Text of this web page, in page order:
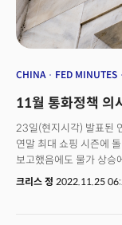
사태보다는 "경기 연착
전망했다.세번째는 미국
것으로 보이는 공급망의
환경에 의해 발생한 일시
CHINA FED MINUTES
11월 통화정책 의
23일(현지시각) 발표된
연말 최대 쇼핑 시즌에
보고했음에도 물가 상승
막대한 재고를 해결하기
크리스 정 2022.11.25